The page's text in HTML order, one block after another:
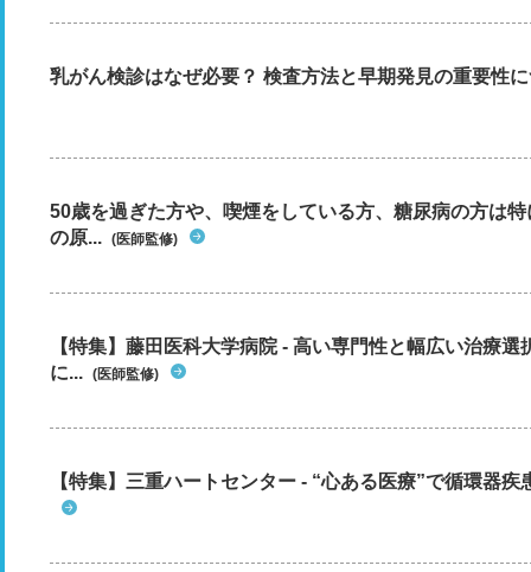
乳がん検診はなぜ必要？ 検査方法と早期発見の重要性
50歳を過ぎた方や、喫煙をしている方、糖尿病の方は
の原... (医師監修)
【特集】藤田医科大学病院 - 高い専門性と幅広い治療
に... (医師監修)
【特集】三重ハートセンター - “心ある医療”で循環器疾